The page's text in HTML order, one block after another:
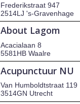
Frederikstraat 947
2514LJ 's-Gravenhage
About Lagom
Acacialaan 8
5581HB Waalre
Acupunctuur NU
Van Humboldtstraat 119
3514GN Utrecht